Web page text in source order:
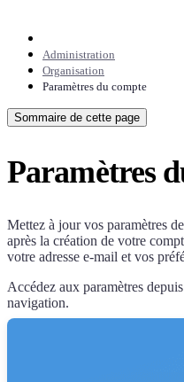
Administration
Organisation
Paramètres du compte
Sommaire de cette page
Paramètres
Mettez à jour vos paramètres
après la création de votre
votre adresse e-mail et vos
Accédez aux paramètres depuis
navigation.